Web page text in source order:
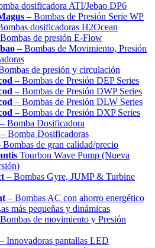
dosificadora ATI/Jebao DP6
– Bombas de Presión Serie WP
dosificadoras H2Ocean
de presión E-Flow
– Bombas de Movimiento, Presión
de presión y circulación
– Bombas de Presión DEP Series
– Bombas de Presión DWP Series
– Bombas de Presión DLW Series
– Bombas de Presión DXP Series
– Bomba Dosificadora
– Bomba Dosificadoras
Bombas de gran calidad/precio
Tourbon Wave Pump (Nueva
– Bombas Gyre, JUMP & Turbine
– Bombas AC con ahorro energético
más pequeñas y dinámicas
de movimiento y Presión
– Innovadoras pantallas LED